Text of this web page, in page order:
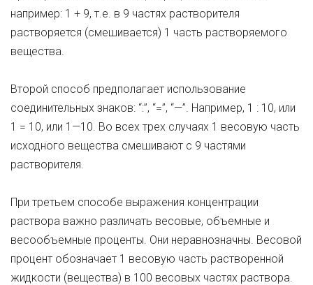
например: 1 + 9, т.е. в 9 частях растворителя
растворяется (смешивается) 1 часть растворяемого
вещества.
Второй способ предполагает использование
соединительных знаков: “:”, “=”, “—”. Например, 1 : 10, или
1 = 10, или 1—10. Во всех трех случаях 1 весовую часть
исходного вещества смешивают с 9 частями
растворителя.
При третьем способе выражения концентрации
раствора важно различать весовые, объемные и
весообъемные проценты. Они неравнозначны. Весовой
процент обозначает 1 весовую часть растворенной
жидкости (вещества) в 100 весовых частях раствора.